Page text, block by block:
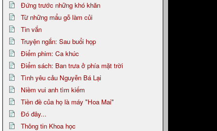
Đứng trước những khó khăn
Từ những mẩu gỗ làm củi
Tin vắn
Truyện ngắn: Sau buổi họp
Điểm phim: Ca khúc
Điểm sách: Ban trưa ở phía mặt trời
Tình yêu cảu Nguyễn Bá Lại
Niềm vui anh tìm kiếm
Tiền đề của họ là máy "Hoa Mai"
Đó đây...
Thông tin Khoa học